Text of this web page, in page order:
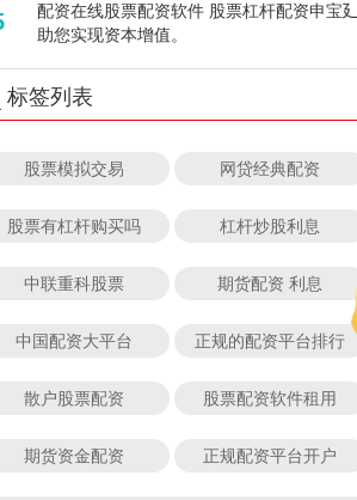
配资在线股票配资软件 股票杠杆配资申宝廴
助您实现资本增值。
标签列表
股票模拟交易 网贷经典配资
股票有杠杆购买吗 杠杆炒股利息
中联重科股票 期货配资 利息
中国配资大平台 正规的配资平台排行
散户股票配资 股票配资软件租用
期货资金配资 正规配资平台开户